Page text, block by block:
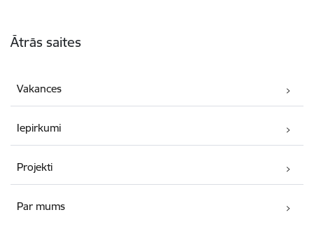
Ātrās saites
Vakances
Iepirkumi
Projekti
Par mums